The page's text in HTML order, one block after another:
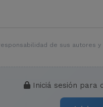
de sus autores
Iniciá sesión para